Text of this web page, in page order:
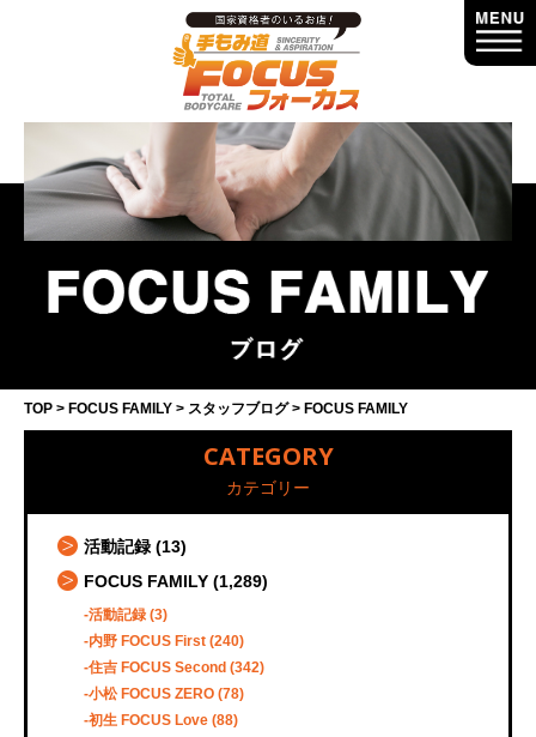
TOP FOCUS FAMILY スタッフブログ FOCUS FAMILY
CATEGORY
カテゴリー
活動記録 (13)
FOCUS FAMILY (1,289)
活動記録 (3)
内野 FOCUS First (240)
住吉 FOCUS Second (342)
小松 FOCUS ZERO (78)
初生 FOCUS Love (88)